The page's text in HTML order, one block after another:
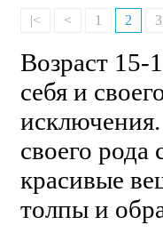
|< < 1 2 3
Возраст 15-
себя и
своего
красивые
толпы и